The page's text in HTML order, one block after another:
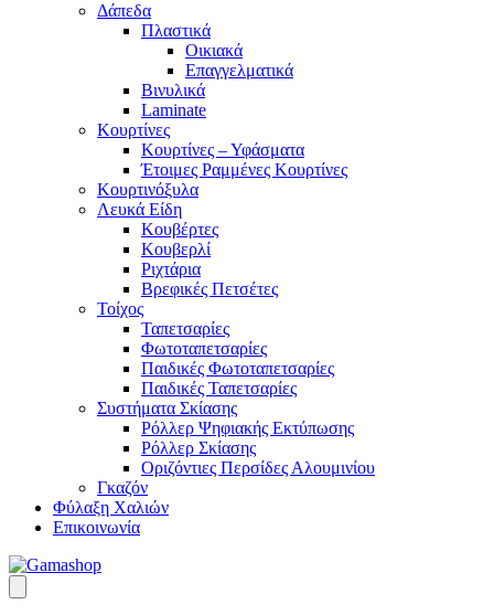
Δάπεδα
Πλαστικά
Οικιακά
Επαγγελματικά
Βινυλικά
Laminate
Κουρτίνες
Κουρτίνες – Υφάσματα
Έτοιμες Ραμμένες Κουρτίνες
Κουρτινόξυλα
Λευκά Είδη
Κουβέρτες
Κουβερλί
Ριχτάρια
Βρεφικές Πετσέτες
Τοίχος
Ταπετσαρίες
Φωτοταπετσαρίες
Παιδικές Φωτοταπετσαρίες
Παιδικές Ταπετσαρίες
Συστήματα Σκίασης
Ρόλλερ Ψηφιακής Εκτύπωσης
Ρόλλερ Σκίασης
Οριζόντιες Περσίδες Αλουμινίου
Γκαζόν
Φύλαξη Χαλιών
Επικοινωνία